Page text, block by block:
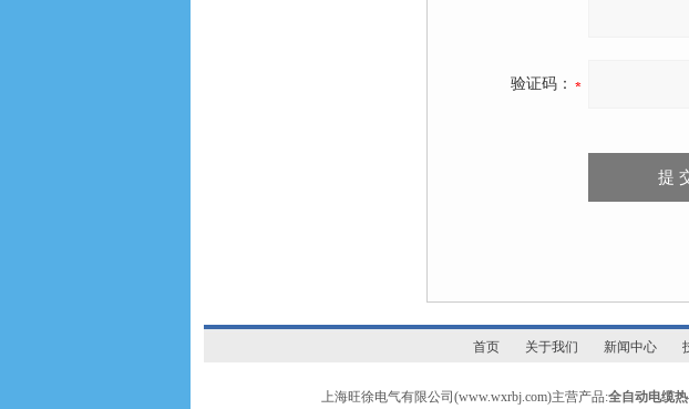
验证码：
首页 关于我们 新闻中心
上海旺徐电气有限公司(www.wxrbj.com)主营产品:全自动电缆